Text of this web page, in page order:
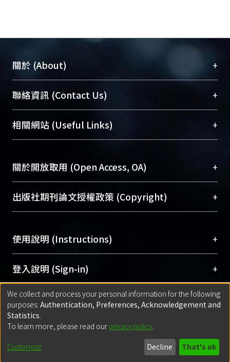
關於 (About) +
臺大位居世界頂尖大學之列，為永久珍藏及向國際
展現本校豐碩的研究成果及學術能量，圖書館整合
機構典藏（NTUR）與學術庫（AH）不同功能平
台，成為臺大學術典藏NTU scholars。期能整合研
成果。
To permanently archive and promote researcher
profiles and scholarly works, Library integrates the
services of “NTU Repository” with “Academic
聯絡資訊 (Contact Us) +
總館學科館員(Main Library)
醫學圖書館學科館員(Medical Library)
Sciences Library)
相關網站 (Useful Links) +
關於開放取用 (Open Access, OA) +
開放取用是從使用者角度提升資訊取用性的社會運
動，應用在學術研究上是透過將研究著作公開供使
用逐年攀升。同時可加速研究發展、提升研究影響
Archive）平台。 （點選深入了解OA）
出版社期刊論文授權政策 (Copyright) +
含部分內容的版權非匯入者所有，或由第三方贊
助與合作完成，請確認該版權所有者及第三方同
意提供此授權。
Please represent that the submission is your
original work, and that you have the right to
grant the rights to upload.
若欲上傳已出版的全文電子檔，可使用
policy finder
網站查詢，以確認出版單位之版權
政策。
使用說明 (Instructions) +
網站簡介(Quickstart Guide)
使用手冊(Instruction Manual)
線上預約服務(Booking Service)
登入說明 (Sign-in) +
方案一：臺灣大學計算機中心帳號登入
(With C&INC Email Account)
方案二：ORCID帳號登入(With ORCID)
匯入著作 (Submission) +
方案一：定期更新ORCID者，以ID匯入
for identifier (ORCID))
方案二：
(Default mode Submission)
Built withDSpace-CRIS software
- Extension maintained and optimized
We collect and process your personal information for the following
purposes: Authentication, Preferences, Acknowledgement and
Statistics.
To learn more, please read our privacy policy.
Customize Decline That's ok